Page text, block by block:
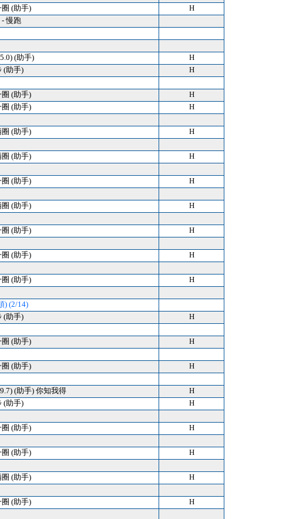
(助手)
H
慢跑
(助手)
H
(助手)
H
(助手)
H
(助手)
H
(助手)
H
(助手)
H
(助手)
H
(助手)
H
(助手)
H
(助手)
H
(助手)
H
) (2/14)
(助手)
H
(助手)
H
(助手)
H
(助手) 你知我得
H
(助手)
H
(助手)
H
(助手)
H
(助手)
H
(助手)
H